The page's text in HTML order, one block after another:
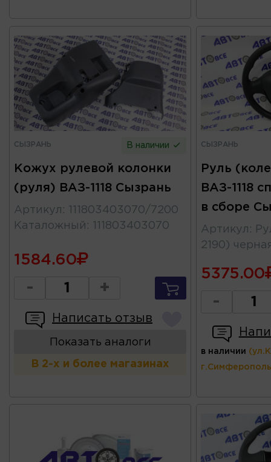
СЫЗРАНЬ В наличии
Кожух рулевой колонки
(руля) ВАЗ-1118 Сызрань
Артикул :
111803403070/7200
Каталожный : 111803403070
1584.60
- +
Написать отзыв
Показать аналоги
В 2-х и более магазинах
СЫЗРАНЬ
Руль
ВАЗ-1118
в сборе
Артикул :
2190)
5375.00
-
в наличии